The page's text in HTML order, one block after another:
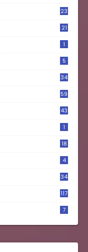
23
21
1
5
34
59
43
1
18
4
34
117
7